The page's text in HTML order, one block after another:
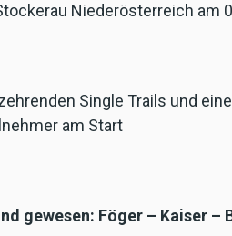
Niederösterreich am
Single Trails und
am Start
gewesen: Föger – Kaiser –